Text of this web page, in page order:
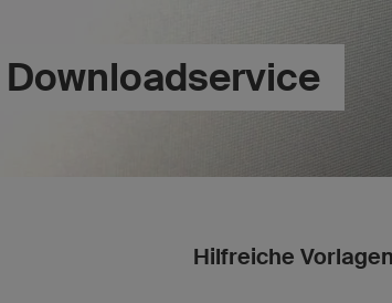
Downloadservice
Hilfreiche